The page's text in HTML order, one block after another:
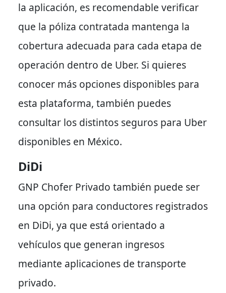
la aplicación, es recomendable verificar
que la póliza contratada mantenga la
cobertura adecuada para cada etapa de
operación dentro de Uber. Si quieres
conocer más opciones disponibles para
esta plataforma, también puedes
consultar los distintos seguros para Uber
disponibles en México.
DiDi
GNP Chofer Privado también puede ser
una opción para conductores registrados
en DiDi, ya que está orientado a
vehículos que generan ingresos
mediante aplicaciones de transporte
privado.